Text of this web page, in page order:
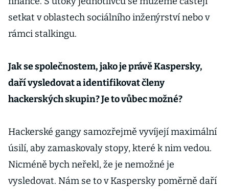
setkat v oblastech sociálního inženýrství nebo v
rámci stalkingu.
Jak se společnostem, jako je právě Kaspersky,
daří vysledovat a identifikovat členy
hackerských skupin? Je to vůbec možné?
Hackerské gangy samozřejmě vyvíjejí maximální
úsilí, aby zamaskovaly stopy, které k nim vedou.
Nicméně bych neřekl, že je nemožné je
vysledovat. Nám se to v Kaspersky poměrně daří